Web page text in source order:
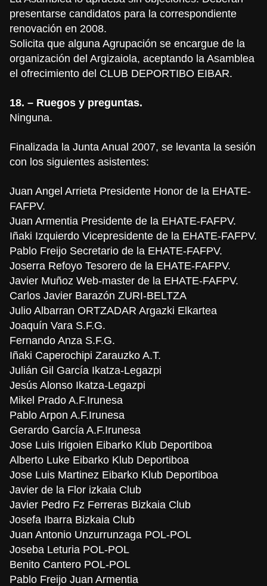
presentarse candidatos para la correspondiente
renovación en 2008.
Solicita que alguna Agrupación se encargue de la
organización del Argizaiola, aceptando la Asamblea
el ofrecimiento del CLUB DEPORTIBO EIBAR.
18. – Ruegos y preguntas.
Ninguna.
Finalizada la Junta Anual 2007, se levanta la sesión
con los siguientes asistentes:
Juan Angel Arrieta Presidente Honor de la EHATE-
FAFPV.
Juan Armentia Presidente de la EHATE-FAFPV.
Iñaki Izquierdo Vicepresidente de la EHATE-FAFPV.
Pablo Freijo Secretario de la EHATE-FAFPV.
Joserra Refoyo Tesorero de la EHATE-FAFPV.
Javier Muñoz Web-master de la EHATE-FAFPV.
Carlos Javier Barazón ZURI-BELTZA
Julio Albarran ORTZADAR Argazki Elkartea
Joaquín Vara S.F.G.
Fernando Anza S.F.G.
Iñaki Caperochipi Zarauzko A.T.
Julián Gil García Ikatza-Legazpi
Jesús Alonso Ikatza-Legazpi
Mikel Prado A.F.Irunesa
Pablo Arpon A.F.Irunesa
Gerardo García A.F.Irunesa
Jose Luis Irigoien Eibarko Klub Deportiboa
Alberto Luke Eibarko Klub Deportiboa
Jose Luis Martinez Eibarko Klub Deportiboa
Javier de la Flor izkaia Club
Javier Pedro Fz Ferreras Bizkaia Club
Josefa Ibarra Bizkaia Club
Juan Antonio Unzurrunzaga POL-POL
Joseba Leturia POL-POL
Benito Cantero POL-POL
Pablo Freijo Juan Armentia